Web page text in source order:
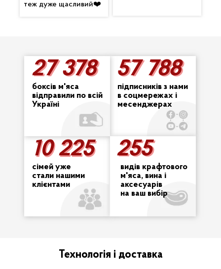
теж дуже щасливий❤️
10 225
10 225
сімей уже
стали нашими
клієнтами
57 788
57 788
27 378
27 378
боксів м'яса
відправили по всій
Україні
255
255
видів крафтового
м'яса, вина і
аксесуарів
на ваш вибір
підписників з нами
в соцмережах і
месенджерах
Технологія і доставка